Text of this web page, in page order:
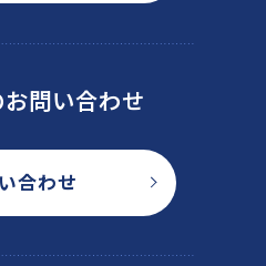
問い合わせ
合わせ